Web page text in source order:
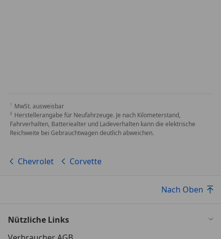
MwSt. ausweisbar
Herstellerangabe für Neufahrzeuge. Je nach Kilometerstand,
Fahrverhalten, Batteriealter und Ladeverhalten kann die elektrische
Reichweite bei Gebrauchtwagen deutlich abweichen.
Chevrolet Corvette
Nach Oben
Nützliche Links